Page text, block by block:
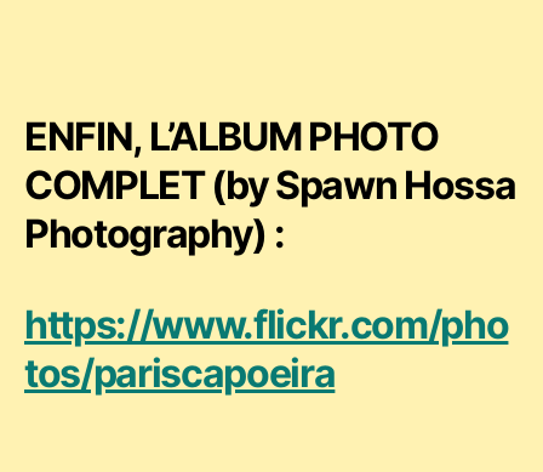
ENFIN, L’ALBUM PHOTO
COMPLET (by Spawn Hossa
Photography) :
https://www.flickr.com/pho
tos/pariscapoeira